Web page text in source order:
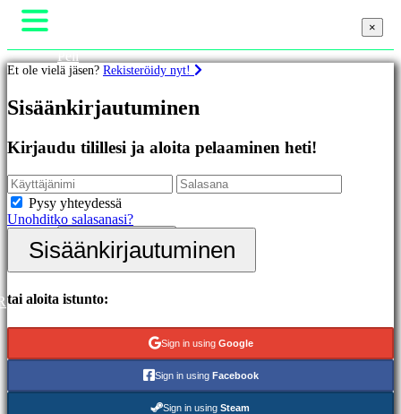
Esittelyssä
Uutuudet
Ilmaiset
pelit
Kategoriat
Toimintapelit
Seikkailupelit
pelit
pelit
Räiskintäpelit
Peli
Gameplay
Uutiset
Tuki
Kauppa
Rekisteröidy
×
Et ole vielä jäsen? Rekisteröidy nyt!
Sisäänkirjautuminen
Kirjaudu tilillesi ja aloita pelaaminen heti!
Pysy yhteydessä
Unohditko salasanasi?
Sisäänkirjautuminen
tai aloita istunto:
Sign in using Google
Sign in using Facebook
Sign in using Steam
×
×